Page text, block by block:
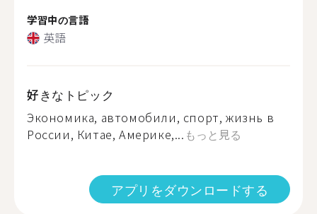
学習中の言語
英語
好きなトピック
Экономика, автомобили, спорт, жизнь в
России, Китае, Америке,... もっと見る
アプリをダウンロードする